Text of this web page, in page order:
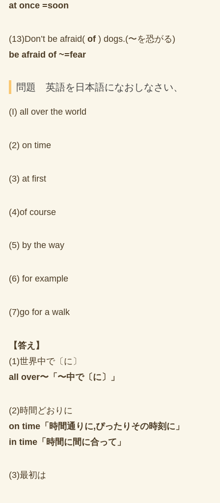
at once =soon
(13)Don’t be afraid( of) dogs.(〜を恐がる)
be afraid of ~=fear
問題 英語を日本語になおしなさい、
(I) all over the world
(2) on time
(3) at first
(4)of course
(5) by the way
(6) for example
(7)go for a walk
【答え】
(1)世界中で〔に〕
all over〜「〜中で〔に〕」
(2)時間どおりに
on time「時間通りに,ぴったりその時刻に」
in time「時間に間に合って」
(3)最初は